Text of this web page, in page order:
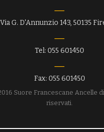
Via G. D'Annunzio 143, 50135
Tel: 055 601450
Fax: 055 601450
Suore Francescane Ancelle
riservati.